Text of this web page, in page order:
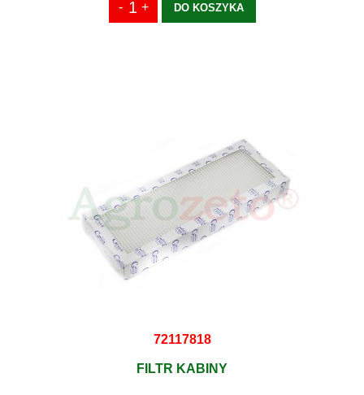
DO KOSZYKA
72117818
FILTR KABINY